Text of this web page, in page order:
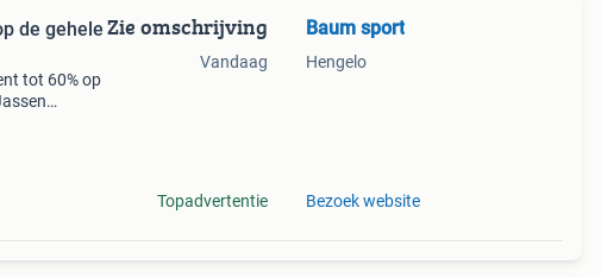
de gehele
tot 60% op
Zie omschrijving
Vandaag
Topadvertentie
Baum sport
Hengelo
Bezoek website